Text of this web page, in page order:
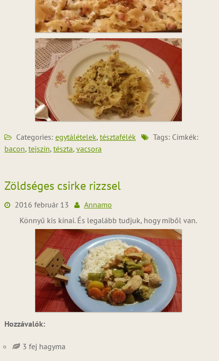
Categories: egytálételek, tésztafélék
Tags: Címkék:
bacon, tejszín, tészta, vacsora
Zöldséges csirke rizzsel
2016 február 13
Annamo
Könnyű kis kínai. És legalább tudjuk, hogy miből van.
Hozzávalók:
3 fej hagyma